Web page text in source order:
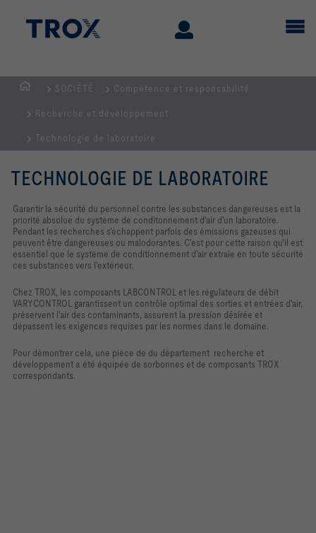
d'accueil
SOCIÉTÉ Compétence et responsabilité
Recherche et développement
Technologie de laboratoire
TECHNOLOGIE DE LABORATOIRE
Garantir la sécurité du personnel contre les substances dangereuses est la
priorité absolue du système de conditonnement d'air d'un laboratoire.
Pendant les recherches s'échappent parfois des émissions gazeuses qui
peuvent être dangereuses ou malodorantes. C'est pour cette raison qu'il est
essentiel que le système de conditionnement d'air extraie en toute sécurité
ces substances vers l'extérieur.
Chez TROX, les composants LABCONTROL et les régulateurs de débit
VARYCONTROL garantissent un contrôle optimal des sorties et entrées d'air,
préservent l'air des contaminants, assurent la pression désirée et
dépassent les exigences requises par les normes dans le domaine.
Pour démontrer cela, une pièce de du département recherche et
développement a été équipée de sorbonnes et de composants TROX
correspondants.